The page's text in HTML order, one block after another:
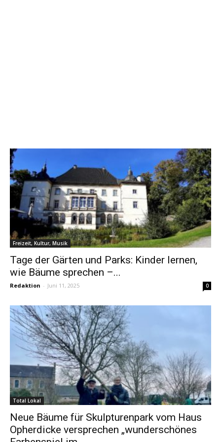
Freizeit, Kultur, Musik
Tage der Gärten und Parks: Kinder lernen,
wie Bäume sprechen –...
Redaktion - Juni 11, 2025 0
Total Lokal
Neue Bäume für Skulpturenpark vom Haus
Opherdicke versprechen „wunderschönes